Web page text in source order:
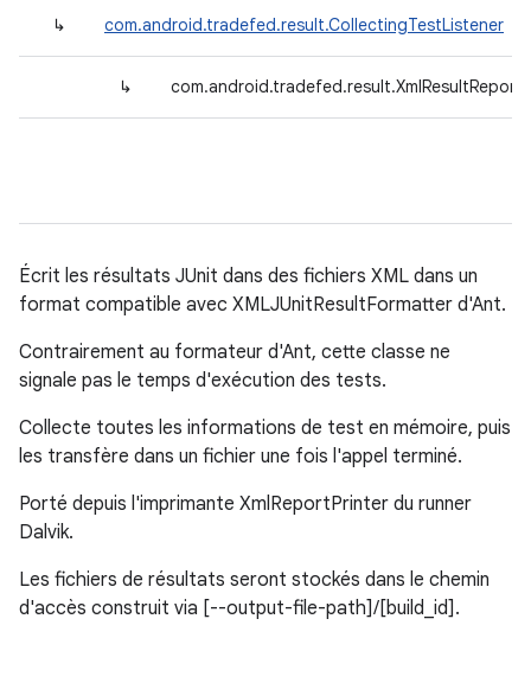
↳ com.android.tradefed.result.CollectingTestListener
↳
Écrit les résultats JUnit dans des fichiers XML dans un
format compatible avec XMLJUnitResultFormatter d'Ant.
Contrairement au formateur d'Ant, cette classe ne
signale pas le temps d'exécution des tests.
Collecte toutes les informations de test en mémoire, puis
les transfère dans un fichier une fois l'appel terminé.
Porté depuis l'imprimante XmlReportPrinter du runner
Dalvik.
Les fichiers de résultats seront stockés dans le chemin
d'accès construit via [--output-file-path]/[build_id].